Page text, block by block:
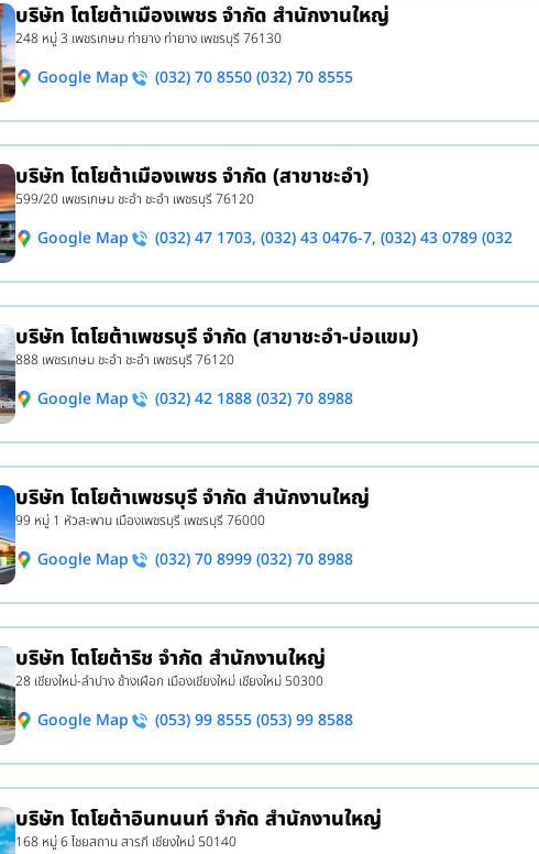
บริษัท โตโยต้าเมืองเพชร จำกัด สำนักงานใหญ่
248 หมู่ 3 เพชรเกษม ท่ายาง ท่ายาง เพชรบุรี 76130
Google Map (032) 70 8550 (032) 70 8555
บริษัท โตโยต้าเมืองเพชร จำกัด (สาขาชะอำ)
599/20 เพชรเกษม ชะอำ ชะอำ เพชรบุรี 76120
Google Map (032) 47 1703, (032) 43 0476-7, (032) 43 0789 (032
บริษัท โตโยต้าเพชรบุรี จำกัด (สาขาชะอำ-บ่อแขม)
888 เพชรเกษม ชะอำ ชะอำ เพชรบุรี 76120
Google Map (032) 42 1888 (032) 70 8988
บริษัท โตโยต้าเพชรบุรี จำกัด สำนักงานใหญ่
99 หมู่ 1 หัวสะพาน เมืองเพชรบุรี เพชรบุรี 76000
Google Map (032) 70 8999 (032) 70 8988
บริษัท โตโยต้าริช จำกัด สำนักงานใหญ่
28 เชียงใหม่-ลำปาง ช้างเผือก เมืองเชียงใหม่ เชียงใหม่ 50300
Google Map (053) 99 8555 (053) 99 8588
บริษัท โตโยต้าอินทนนท์ จำกัด สำนักงานใหญ่
168 หมู่ 6 ไชยสถาน สารภี เชียงใหม่ 50140